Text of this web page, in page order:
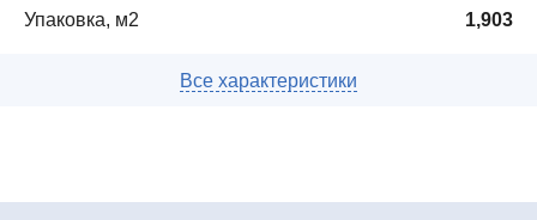
Упаковка, м2 1,903